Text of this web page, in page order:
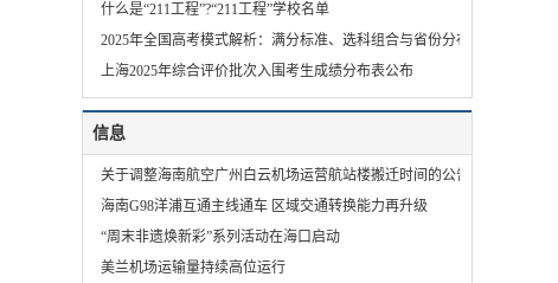
什么是“211工程”?“211工程”学校名单
2025年全国高考模式解析：满分标准、选科组合与省份分布
上海2025年综合评价批次入围考生成绩分布表公布
信息
关于调整海南航空广州白云机场运营航站楼搬迁时间的公告
海南G98洋浦互通主线通车 区域交通转换能力再升级
“周末非遗焕新彩”系列活动在海口启动
美兰机场运输量持续高位运行